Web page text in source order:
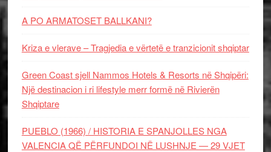
A PO ARMATOSET BALLKANI?
Kriza e vlerave – Tragjedia e vërtetë e tranzicionit shqiptar
Green Coast sjell Nammos Hotels & Resorts në Shqipëri:
Një destinacion i ri lifestyle merr formë në Rivierën
Shqiptare
PUEBLO (1966) / HISTORIA E SPANJOLLES NGA
VALENCIA QË PËRFUNDOI NË LUSHNJE — 29 VJET